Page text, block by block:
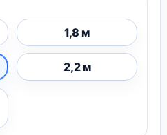
1,8 м
2,2 м